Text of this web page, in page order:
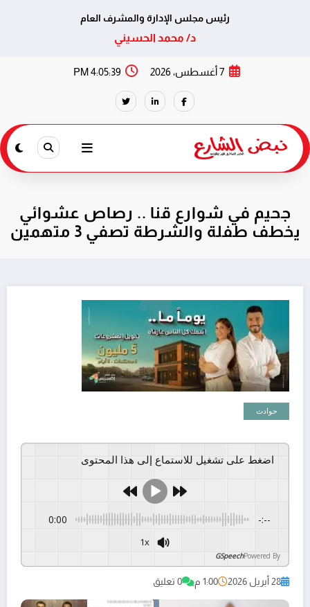
رئيس مجلس الإدارة والمشرف العام
د/ محمد الحسيني
7 أغسطس، 2026 4:05:39 PM
جحيم في شوارع قنا .. رصاص عشوائي
يخطف طفلة والشرطة تصفي 3 متهمين
حوادث
اضغط على تشغيل للاستماع إلى هذا المحتوى
0:00 -:--
1x
Powered By
GSpeech
28 أبريل 2026 1:00 م 0 تعليق